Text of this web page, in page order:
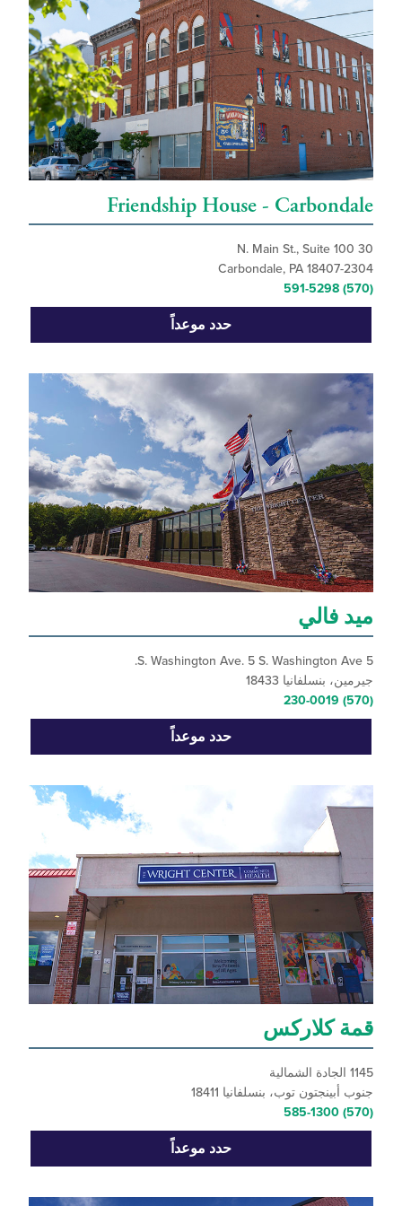
Friendship House -
Carbondale, PA
حدد موعداً
فالي
بنسلفانيا 18433
حدد موعداً
كلاركس
توب، بنسلفانيا 18411
حدد موعداً